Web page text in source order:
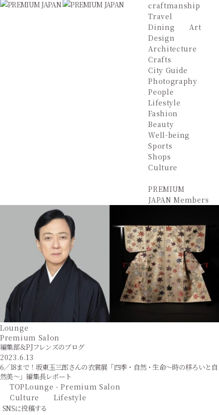
craftmanship
Travel
Dining
Art
Design
Architecture
Crafts
City Guide
Photography
People
Lifestyle
Fashion
Beauty
Well-being
Sports
Shops
Culture
PREMIUM
JAPAN Members
Lounge
Premium Salon
編集部＆PJフレンズのブログ
2023.6.13
6／18まで！坂東玉三郎さんの衣裳展「四季・自然・生命～時の移ろいと自
然美～」編集長レポート
TOPLounge - Premium Salon
Culture
Lifestyle
SNSに投稿する